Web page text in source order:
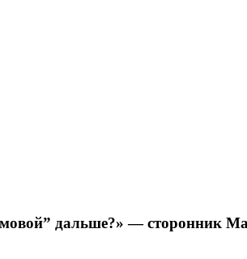
дальше?» — сторонник